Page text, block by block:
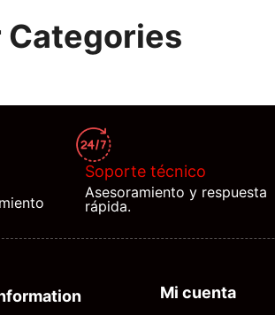
Categories
Soporte técnico
Asesoramiento y respuesta
rápida.
Mi cuenta